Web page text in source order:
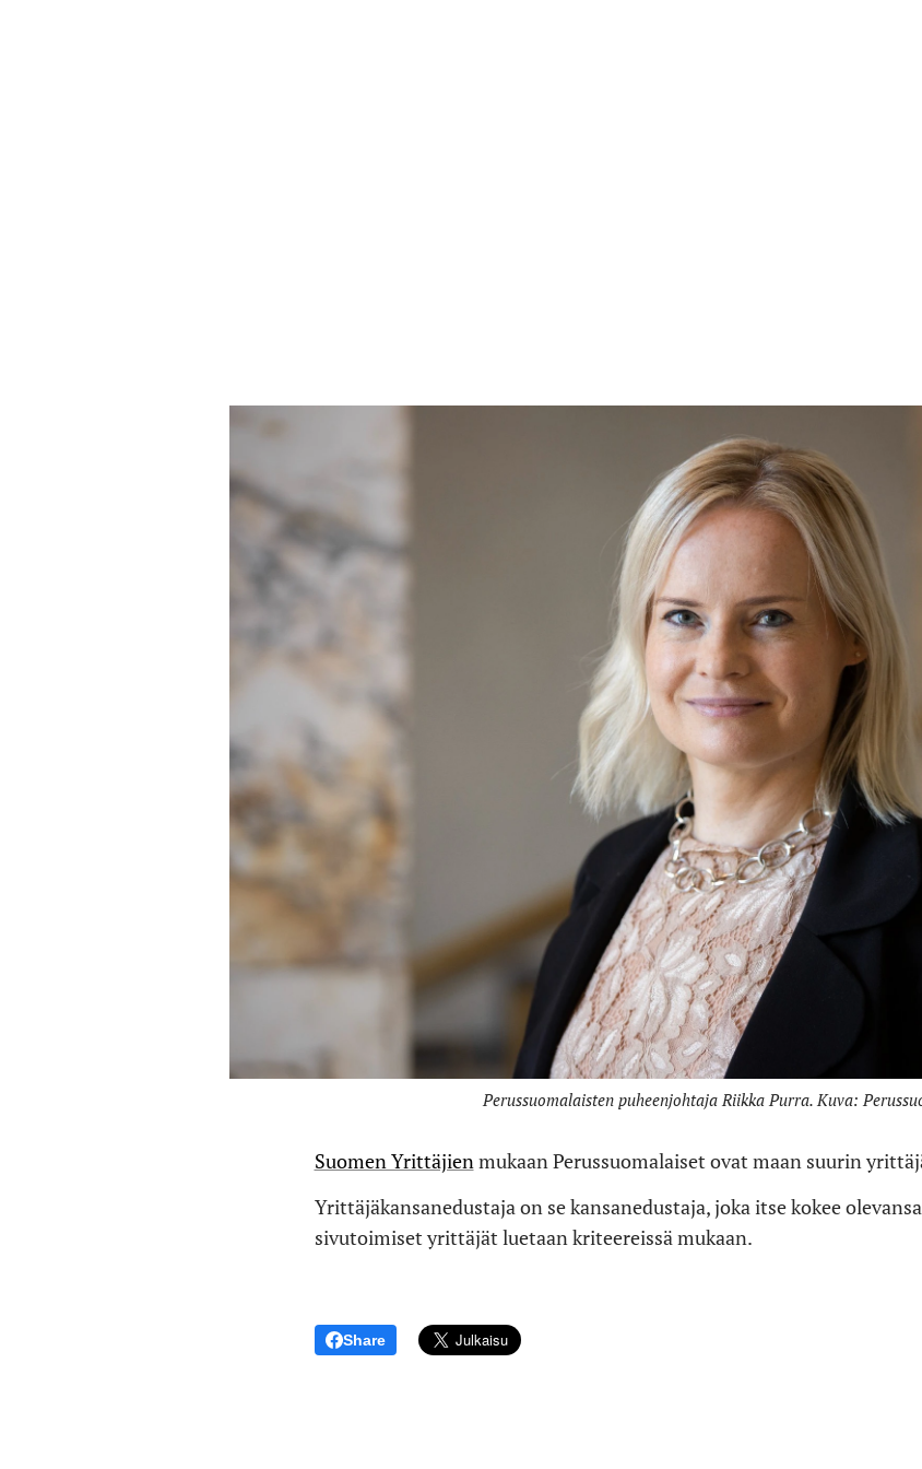
Perussuomalaisten puheenjohtaja Riikka Purra. Kuva:
Suomen Yrittäjienmukaan Perussuomalaiset ovat maan suurin
Yrittäjäkansanedustaja on se kansanedustaja, joka itse kokee
sivutoimiset yrittäjät luetaan kriteereissä mukaan.
Share